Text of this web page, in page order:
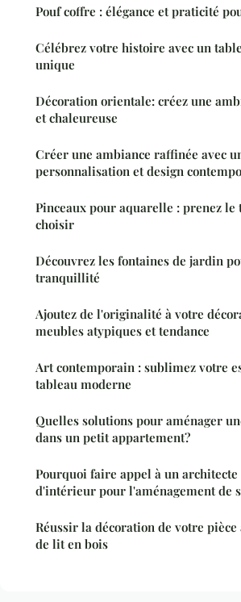
Pouf coffre : élégance et praticité
Célébrez votre histoire avec un
unique
Décoration orientale: créez une
et chaleureuse
Créer une ambiance raffinée avec
personnalisation et design
Pinceaux pour aquarelle : prenez le
choisir
Découvrez les fontaines de jardin
tranquillité
Ajoutez de l'originalité à votre
meubles atypiques et tendance
Art contemporain : sublimez votre
tableau moderne
Quelles solutions pour aménager
dans un petit appartement?
Pourquoi faire appel à un
d'intérieur pour l'aménagement de
Réussir la décoration de votre pièce
de lit en bois